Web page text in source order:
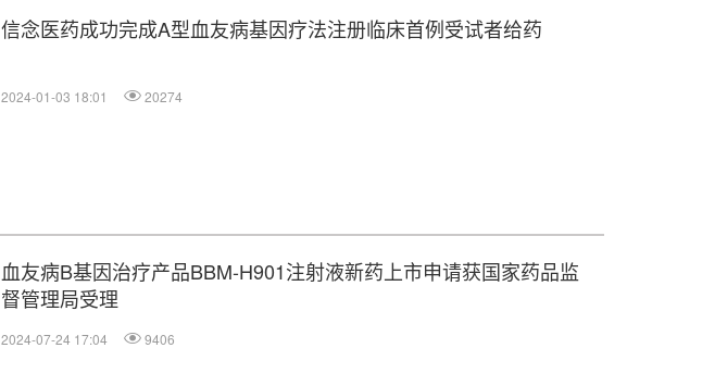
信念医药成功完成A型血友病基因疗法注册临床首例受试者给药
2024-01-03 18:01 20274
血友病B基因治疗产品BBM-H901注射液新药上市申请获国家药品监
督管理局受理
2024-07-24 17:04 9406